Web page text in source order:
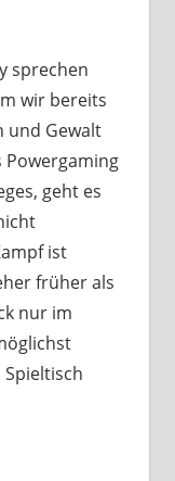
sprechen
wir bereits
und Gewalt
geht es
ist
früher als
nur im